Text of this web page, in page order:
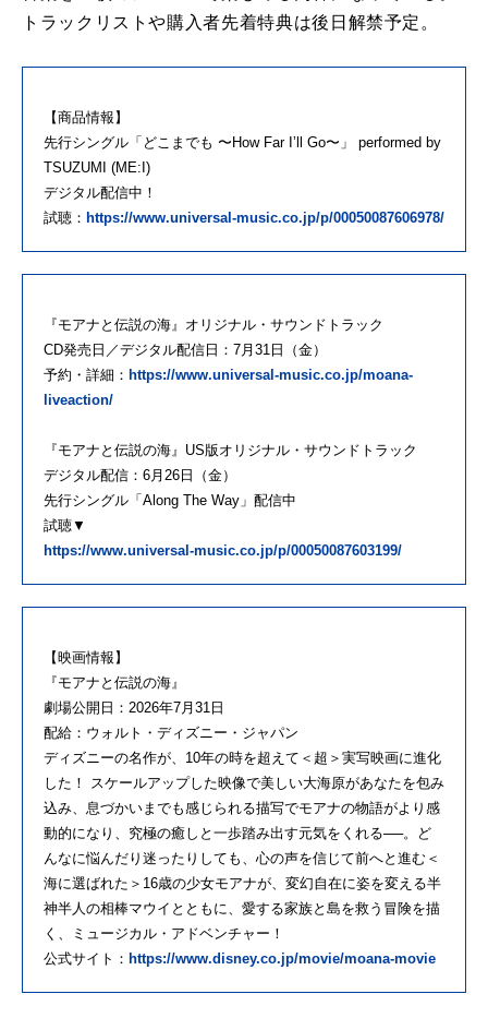
トラックリストや購入者先着特典は後日解禁予定。
【商品情報】
先行シングル「どこまでも 〜How Far I’ll Go〜」 performed by
TSUZUMI (ME:I)
デジタル配信中！
試聴： https://www.universal-music.co.jp/p/00050087606978/
『モアナと伝説の海』オリジナル・サウンドトラック
CD発売日／デジタル配信日：7月31日（金）
予約・詳細： https://www.universal-music.co.jp/moana-
liveaction/
『モアナと伝説の海』US版オリジナル・サウンドトラック
デジタル配信：6月26日（金）
先行シングル「Along The Way」配信中
試聴▼
https://www.universal-music.co.jp/p/00050087603199/
【映画情報】
『モアナと伝説の海』
劇場公開日：2026年7月31日
配給：ウォルト・ディズニー・ジャパン
ディズニーの名作が、10年の時を超えて＜超＞実写映画に進化
した！ スケールアップした映像で美しい大海原があなたを包み
込み、息づかいまでも感じられる描写でモアナの物語がより感
動的になり、究極の癒しと一歩踏み出す元気をくれる──。ど
んなに悩んだり迷ったりしても、心の声を信じて前へと進む＜
海に選ばれた＞16歳の少女モアナが、変幻自在に姿を変える半
神半人の相棒マウイとともに、愛する家族と島を救う冒険を描
く、ミュージカル・アドベンチャー！
公式サイト： https://www.disney.co.jp/movie/moana-movie